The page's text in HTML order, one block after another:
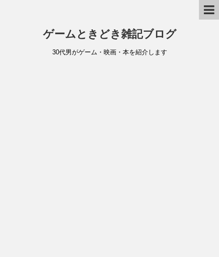
ゲームときどき雑記ブログ
30代男がゲーム・映画・本を紹介します